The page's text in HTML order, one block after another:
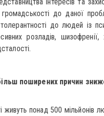
до даної
до людей із
розладів, шизофренії,
поширених причин
живуть понад 500 мільйонів